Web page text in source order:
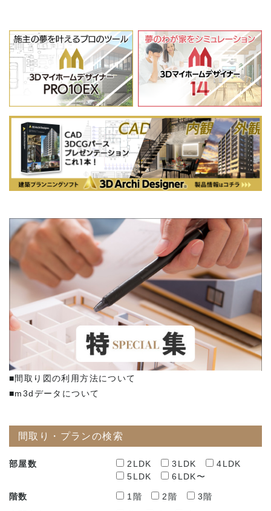
■間取り図の利用方法について
■m3dデータについて
間取り・プランの検索
部屋数 2LDK 3LDK
4LDK
5LDK
6LDK〜
階数 1階 2階 3階